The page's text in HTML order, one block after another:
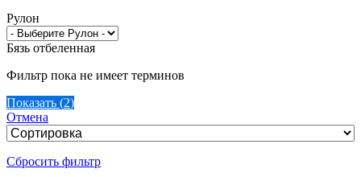
Рулон
Бязь отбеленная
Фильтр пока не имеет терминов
Показать (2)
Отмена
Сбросить фильтр